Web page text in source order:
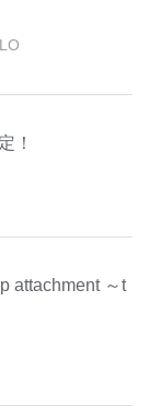
！
attachment ～t